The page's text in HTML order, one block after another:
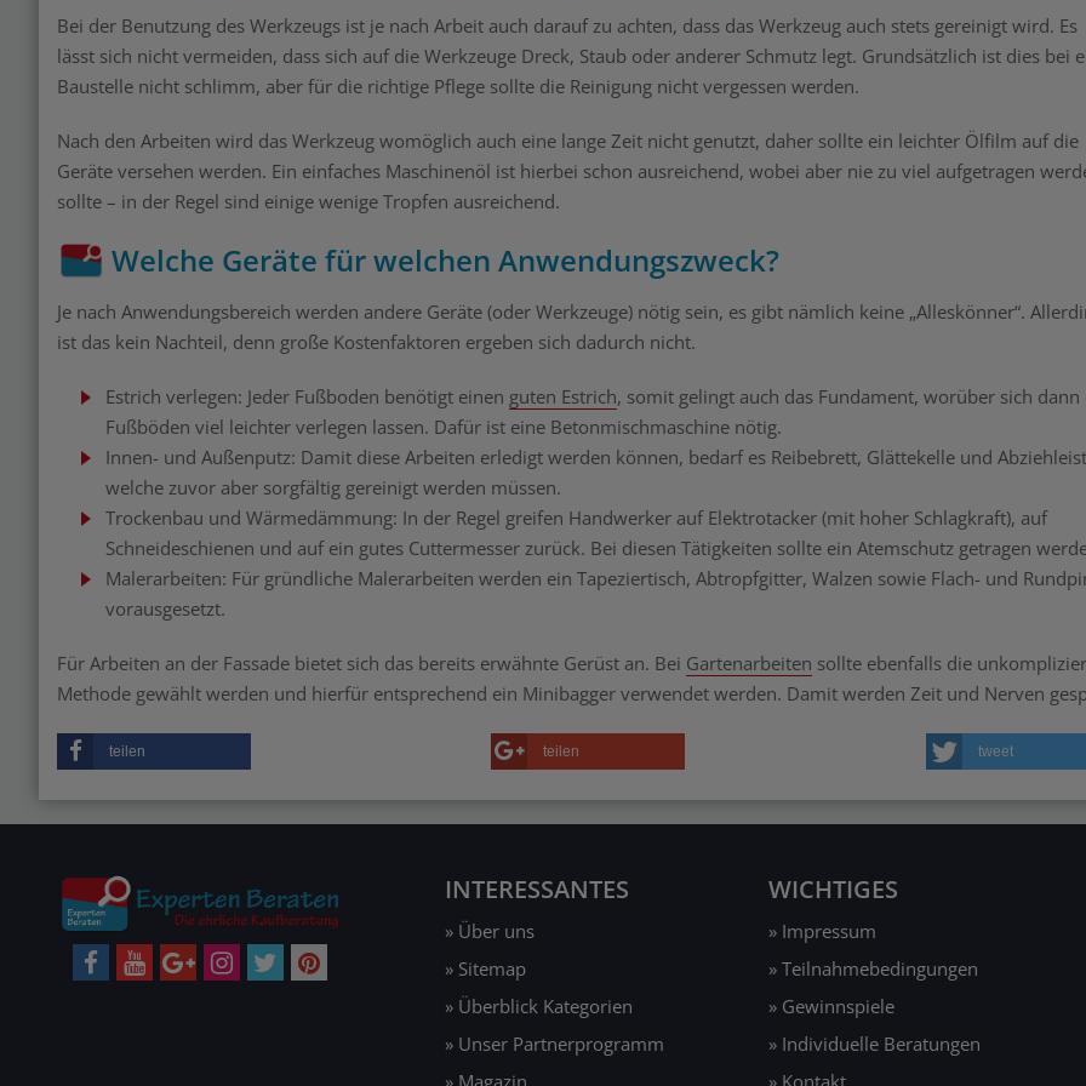
Bei der Benutzung des Werkzeugs ist je nach Arbeit auch darauf zu achten, dass das Werkzeug auch stets gereinigt wird. Es
lässt sich nicht vermeiden, dass sich auf die Werkzeuge Dreck, Staub oder anderer Schmutz legt. Grundsätzlich ist dies bei
Baustelle nicht schlimm, aber für die richtige Pflege sollte die Reinigung nicht vergessen werden.
Nach den Arbeiten wird das Werkzeug womöglich auch eine lange Zeit nicht genutzt, daher sollte ein leichter Ölfilm auf die
Geräte versehen werden. Ein einfaches Maschinenöl ist hierbei schon ausreichend, wobei aber nie zu viel aufgetragen
sollte – in der Regel sind einige wenige Tropfen ausreichend.
Welche Geräte für welchen Anwendungszweck?
Je nach Anwendungsbereich werden andere Geräte (oder Werkzeuge) nötig sein, es gibt nämlich keine „Alleskönner“.
ist das kein Nachteil, denn große Kostenfaktoren ergeben sich dadurch nicht.
Estrich verlegen: Jeder Fußboden benötigt einen guten Estrich, somit gelingt auch das Fundament, worüber sich dann
Fußböden viel leichter verlegen lassen. Dafür ist eine Betonmischmaschine nötig.
Innen- und Außenputz: Damit diese Arbeiten erledigt werden können, bedarf es Reibebrett, Glättekelle und
welche zuvor aber sorgfältig gereinigt werden müssen.
Trockenbau und Wärmedämmung: In der Regel greifen Handwerker auf Elektrotacker (mit hoher Schlagkraft), auf
Schneideschienen und auf ein gutes Cuttermesser zurück. Bei diesen Tätigkeiten sollte ein Atemschutz getragen
Malerarbeiten: Für gründliche Malerarbeiten werden ein Tapeziertisch, Abtropfgitter, Walzen sowie Flach- und
vorausgesetzt.
Für Arbeiten an der Fassade bietet sich das bereits erwähnte Gerüst an. Bei Gartenarbeiten sollte ebenfalls die
Methode gewählt werden und hierfür entsprechend ein Minibagger verwendet werden. Damit werden Zeit und Nerven
teilen teilen tweet
INTERESSANTES
» Über uns
» Sitemap
» Überblick Kategorien
» Unser Partnerprogramm
» Magazin
WICHTIGES
» Impressum
» Teilnahmebedingungen
» Gewinnspiele
» Individuelle Beratungen
» Kontakt